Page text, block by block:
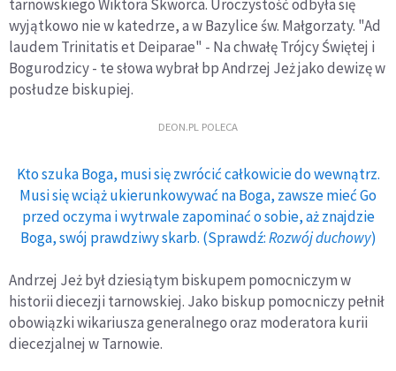
tarnowskiego Wiktora Skworca. Uroczystość odbyła się
wyjątkowo nie w katedrze, a w Bazylice św. Małgorzaty. "Ad
laudem Trinitatis et Deiparae" - Na chwałę Trójcy Świętej i
Bogurodzicy - te słowa wybrał bp Andrzej Jeż jako dewizę w
posłudze biskupiej.
DEON.PL POLECA
Kto szuka Boga, musi się zwrócić całkowicie do wewnątrz.
Musi się wciąż ukierunkowywać na Boga, zawsze mieć Go
przed oczyma i wytrwale zapominać o sobie, aż znajdzie
Boga, swój prawdziwy skarb. (Sprawdź:Rozwój duchowy)
Andrzej Jeż był dziesiątym biskupem pomocniczym w
historii diecezji tarnowskiej. Jako biskup pomocniczy pełnił
obowiązki wikariusza generalnego oraz moderatora kurii
diecezjalnej w Tarnowie.